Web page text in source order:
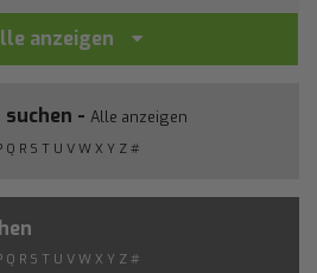
anzeigen
- Alle anzeigen
Q R S T U V W X Y Z #
Q R S T U V W X Y Z #